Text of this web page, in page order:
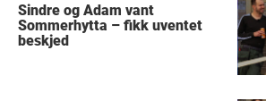
Sindre og Adam vant
Sommerhytta – fikk uventet
beskjed